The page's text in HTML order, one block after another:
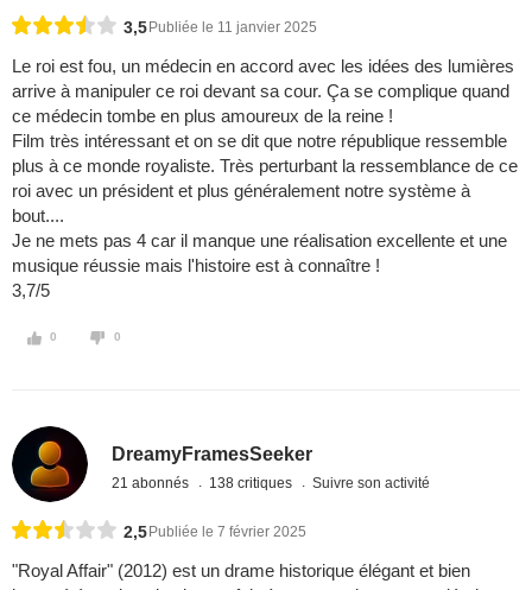
3,5 Publiée le 11 janvier 2025
Le roi est fou, un médecin en accord avec les idées des lumières
arrive à manipuler ce roi devant sa cour. Ça se complique quand
ce médecin tombe en plus amoureux de la reine !
Film très intéressant et on se dit que notre république ressemble
plus à ce monde royaliste. Très perturbant la ressemblance de ce
roi avec un président et plus généralement notre système à
bout....
Je ne mets pas 4 car il manque une réalisation excellente et une
musique réussie mais l'histoire est à connaître !
3,7/5
0 0
DreamyFramesSeeker
21 abonnés 138 critiques Suivre son activité
2,5 Publiée le 7 février 2025
"Royal Affair" (2012) est un drame historique élégant et bien